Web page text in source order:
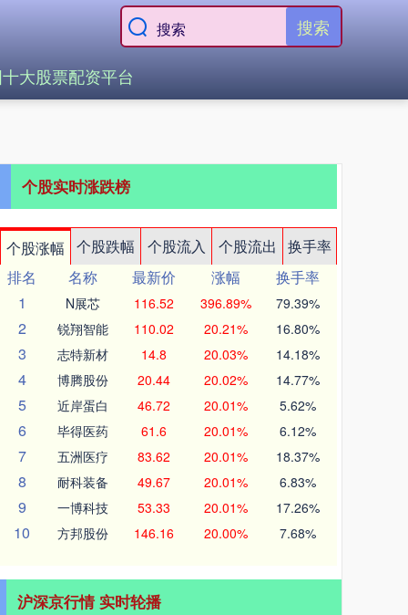
搜索
大股票配资平台
个股实时涨跌榜
个股涨幅 个股跌幅 个股流入 个股流出
换手率
排名
名称 最新价 涨幅
换手率
1
N展芯 116.52 396.89% 79.39%
2 锐翔智能 110.02 20.21% 16.80%
3 志特新材 14.8 20.03% 14.18%
4 博腾股份 20.44 20.02% 14.77%
5 近岸蛋白 46.72 20.01% 5.62%
6 毕得医药 61.6 20.01% 6.12%
7 五洲医疗 83.62 20.01% 18.37%
8 耐科装备 49.67 20.01% 6.83%
9 一博科技 53.33 20.01% 17.26%
10 方邦股份 146.16 20.00% 7.68%
沪深京行情 实时轮播